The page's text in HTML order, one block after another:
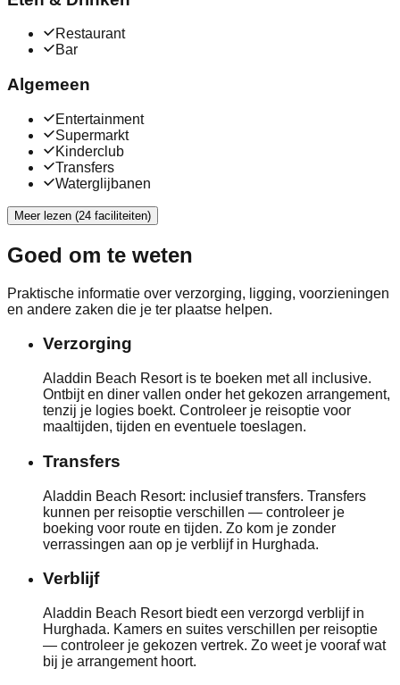
Restaurant
Bar
Algemeen
Entertainment
Supermarkt
Kinderclub
Transfers
Waterglijbanen
Meer lezen (24 faciliteiten)
Goed om te weten
Praktische informatie over verzorging, ligging, voorzieningen
en andere zaken die je ter plaatse helpen.
Verzorging
Aladdin Beach Resort is te boeken met all inclusive.
Ontbijt en diner vallen onder het gekozen arrangement,
tenzij je logies boekt. Controleer je reisoptie voor
maaltijden, tijden en eventuele toeslagen.
Transfers
Aladdin Beach Resort: inclusief transfers. Transfers
kunnen per reisoptie verschillen — controleer je
boeking voor route en tijden. Zo kom je zonder
verrassingen aan op je verblijf in Hurghada.
Verblijf
Aladdin Beach Resort biedt een verzorgd verblijf in
Hurghada. Kamers en suites verschillen per reisoptie
— controleer je gekozen vertrek. Zo weet je vooraf wat
bij je arrangement hoort.